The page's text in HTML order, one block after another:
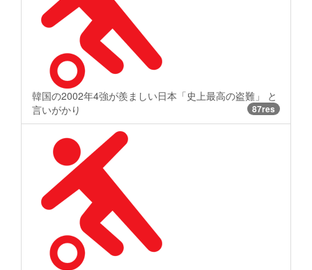
韓国の2002年4強が羨ましい日本「史上最高の盗難」 と
言いがかり
87res